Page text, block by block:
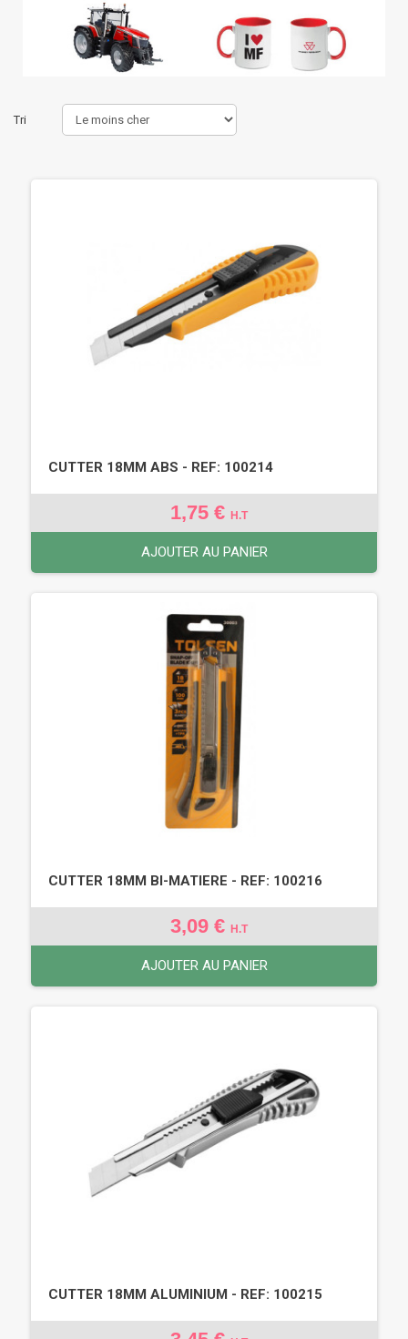
Tri
CUTTER 18MM ABS - REF: 100214
1,75 € H.T
AJOUTER AU PANIER
CUTTER 18MM BI-MATIERE - REF: 100216
3,09 € H.T
AJOUTER AU PANIER
CUTTER 18MM ALUMINIUM - REF: 100215